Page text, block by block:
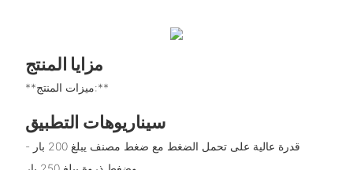
مزايا المنتج
**ميزات المنتج:**
سيناريوهات التطبيق
- قدرة عالية على تحمل الضغط مع ضغط مصنف يبلغ 200 بار